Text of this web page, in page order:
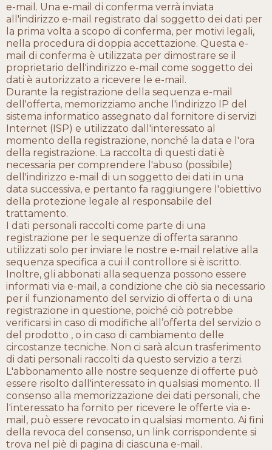
e-mail. Una e-mail di conferma verrà inviata
all'indirizzo e-mail registrato dal soggetto dei dati per
la prima volta a scopo di conferma, per motivi legali,
nella procedura di doppia accettazione. Questa e-
mail di conferma è utilizzata per dimostrare se il
proprietario dell'indirizzo e-mail come soggetto dei
dati è autorizzato a ricevere le e-mail.
Durante la registrazione della sequenza e-mail
dell'offerta, memorizziamo anche l'indirizzo IP del
sistema informatico assegnato dal fornitore di servizi
Internet (ISP) e utilizzato dall'interessato al
momento della registrazione, nonché la data e l'ora
della registrazione. La raccolta di questi dati è
necessaria per comprendere l'abuso (possibile)
dell'indirizzo e-mail di un soggetto dei dati in una
data successiva, e pertanto fa raggiungere l'obiettivo
della protezione legale al responsabile del
trattamento.
I dati personali raccolti come parte di una
registrazione per le sequenze di offerta saranno
utilizzati solo per inviare le nostre e-mail relative alla
sequenza specifica a cui il controllore si è iscritto.
Inoltre, gli abbonati alla sequenza possono essere
informati via e-mail, a condizione che ciò sia necessario
per il funzionamento del servizio di offerta o di una
registrazione in questione, poiché ciò potrebbe
verificarsi in caso di modifiche all’offerta del servizio o
del prodotto , o in caso di cambiamento delle
circostanze tecniche. Non ci sarà alcun trasferimento
di dati personali raccolti da questo servizio a terzi.
L'abbonamento alle nostre sequenze di offerte può
essere risolto dall'interessato in qualsiasi momento. Il
consenso alla memorizzazione dei dati personali, che
l'interessato ha fornito per ricevere le offerte via e-
mail, può essere revocato in qualsiasi momento. Ai fini
della revoca del consenso, un link corrispondente si
trova nel piè di pagina di ciascuna e-mail.